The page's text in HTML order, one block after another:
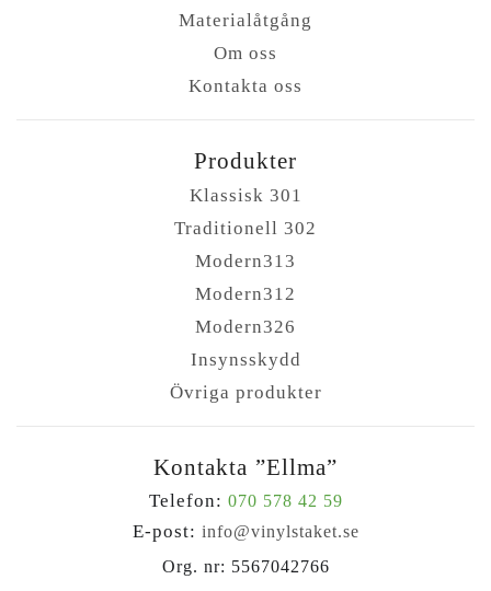
Materialåtgång
Om oss
Kontakta oss
Produkter
Klassisk 301
Traditionell 302
Modern313
Modern312
Modern326
Insynsskydd
Övriga produkter
Kontakta ”Ellma”
Telefon: 070 578 42 59
E-post: info@vinylstaket.se
Org. nr: 5567042766